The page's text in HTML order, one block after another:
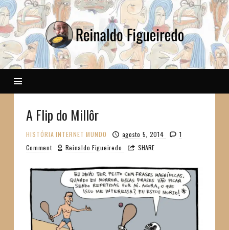
Reinaldo
A Flip do Millôr
HISTÓRIA INTERNET MUNDO agosto 5, 2014
1
Comment
Reinaldo Figueiredo SHARE